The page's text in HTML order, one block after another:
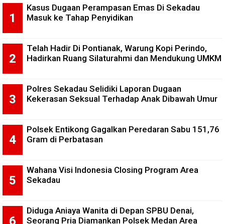
Kasus Dugaan Perampasan Emas Di Sekadau
Masuk ke Tahap Penyidikan
Telah Hadir Di Pontianak, Warung Kopi Perindo,
Hadirkan Ruang Silaturahmi dan Mendukung UMKM
Polres Sekadau Selidiki Laporan Dugaan
Kekerasan Seksual Terhadap Anak Dibawah Umur
Polsek Entikong Gagalkan Peredaran Sabu 151,76
Gram di Perbatasan
Wahana Visi Indonesia Closing Program Area
Sekadau
Diduga Aniaya Wanita di Depan SPBU Denai,
Seorang Pria Diamankan Polsek Medan Area